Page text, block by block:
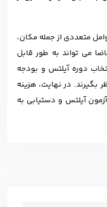
متعددی از جمله مکان،
می تواند به طور قابل
دوره آیلتس و بودجه
بگیرند. در نهایت، هزینه
آزمون آیلتس و دستیابی به